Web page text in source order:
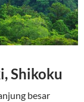
Shikoku
besar